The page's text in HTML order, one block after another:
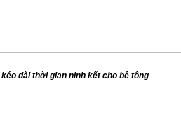
dài thời gian ninh kết cho bê tông